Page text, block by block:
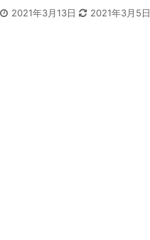
2021年3月13日 2021年3月5日